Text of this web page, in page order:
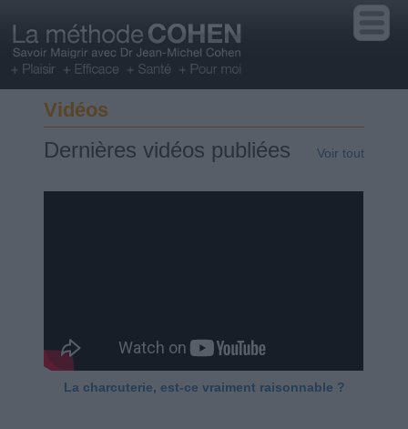
Vidéos
Dernières vidéos publiées Voir tout
La charcuterie, est-ce vraiment raisonnable ?